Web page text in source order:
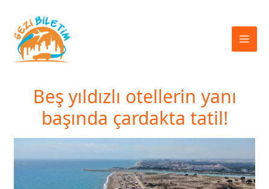
Beş yıldızlı otellerin yanı
başında çardakta tatil!